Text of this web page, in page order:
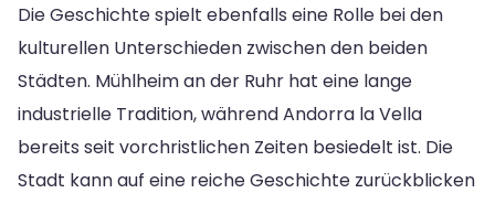
Die Geschichte spielt ebenfalls eine Rolle bei den
kulturellen Unterschieden zwischen den beiden
Städten. Mühlheim an der Ruhr hat eine lange
industrielle Tradition, während Andorra la Vella
bereits seit vorchristlichen Zeiten besiedelt ist. Die
Stadt kann auf eine reiche Geschichte zurückblicken